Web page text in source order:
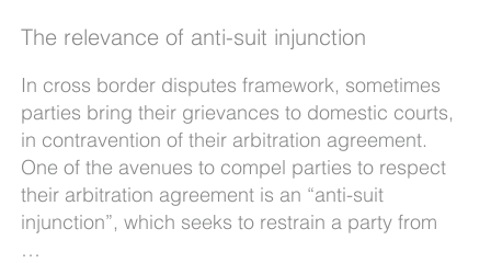
The relevance of anti-suit injunction
In cross border disputes framework, sometimes
parties bring their grievances to domestic courts,
in contravention of their arbitration agreement.
One of the avenues to compel parties to respect
their arbitration agreement is an “anti-suit
injunction”, which seeks to restrain a party from
…